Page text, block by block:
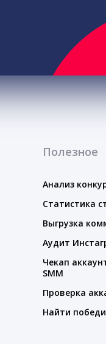
Полезное
Анализ
Статистика
Выгрузка
Аудит
Чекап
SMM
Проверка
Найти